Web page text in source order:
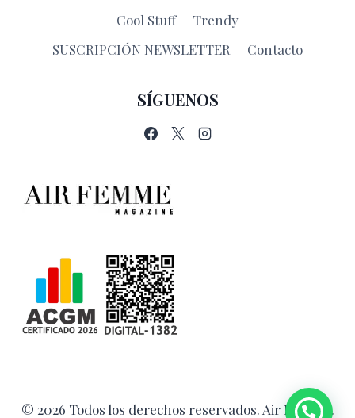
Cool Stuff
Trendy
SUSCRIPCIÓN NEWSLETTER
Contacto
SÍGUENOS
© 2026 Todos los derechos reservados. Air Femme.